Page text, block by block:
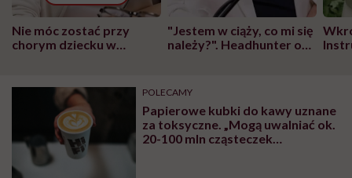
Nie móc zostać przy
chorym dziecku w
może chyba tylko
głupota i brak
wyobraźni"
"Jestem w ciąży, co mi się
należy?". Headhunter o
pracy
POLECAMY
Papierowe kubki do kawy uznane
za toksyczne. „Mogą uwalniać ok.
20-100 mln cząsteczek